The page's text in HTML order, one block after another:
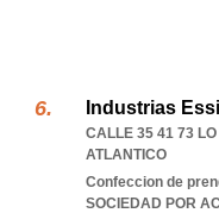
Industrias
CALLE 35 41 73
ATLANTICO
Confeccion de
SOCIEDAD POR